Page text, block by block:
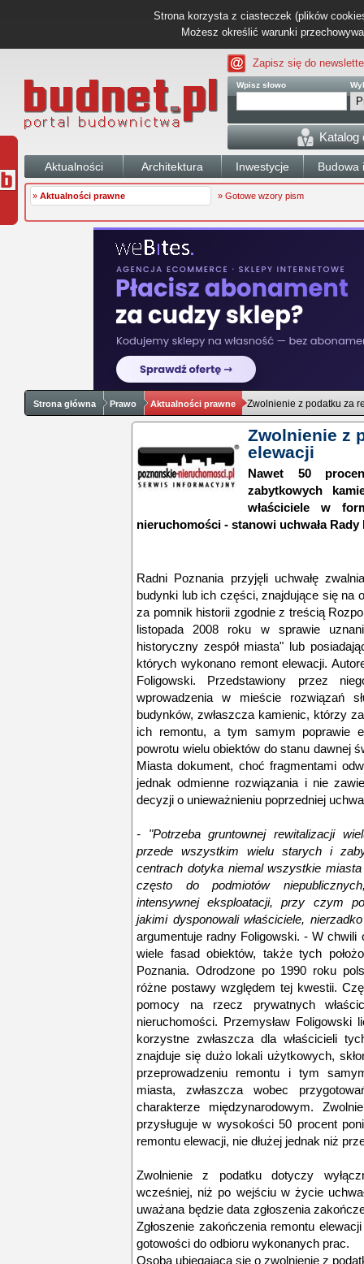
Strona korzysta z ciasteczek (plików
Możesz określić warunki
Zapisz się do
Wpisz słowo
Katalog
Aktualności Architektura Inwestycje Budowa
» Aktualności prawne » Gotowe wzory pism
Strona główna Prawo Aktualności prawne Zwolnienie z podatku za
Zwolnienie z
elewacji
Nawet 50
zabytkowych
właściciele w
nieruchomości - stanowi uchwała Rady
Radni Poznania przyjęli uchwałę
budynki lub ich części, znajdujące się na
za pomnik historii zgodnie z treścią
listopada 2008 roku w sprawie
historyczny zespół miasta" lub
których wykonano remont elewacji.
Foligowski. Przedstawiony przez
wprowadzenia w mieście rozwiązań
budynków, zwłaszcza kamienic, którzy
ich remontu, a tym samym poprawie
powrotu wielu obiektów do stanu dawnej
Miasta dokument, choć fragmentami
jednak odmienne rozwiązania i nie
decyzji o unieważnieniu poprzedniej
- "Potrzeba gruntownej rewitalizacji
przede wszystkim wielu starych i
centrach dotyka niemal wszystkie
często do podmiotów
intensywnej eksploatacji, przy czym
jakimi dysponowali właściciele,
argumentuje radny Foligowski. - W chwili
wiele fasad obiektów, także tych
Poznania. Odrodzone po 1990 roku
różne postawy względem tej kwestii.
pomocy na rzecz prywatnych
nieruchomości. Przemysław
korzystne zwłaszcza dla właścicieli
znajduje się dużo lokali użytkowych,
przeprowadzeniu remontu i tym
miasta, zwłaszcza wobec
charakterze międzynarodowym.
przysługuje w wysokości 50 procent
remontu elewacji, nie dłużej jednak niż
Zwolnienie z podatku dotyczy
wcześniej, niż po wejściu w życie
uważana będzie data zgłoszenia
Zgłoszenie zakończenia remontu
gotowości do odbioru wykonanych prac.
Osoba ubiegająca się o zwolnienie z